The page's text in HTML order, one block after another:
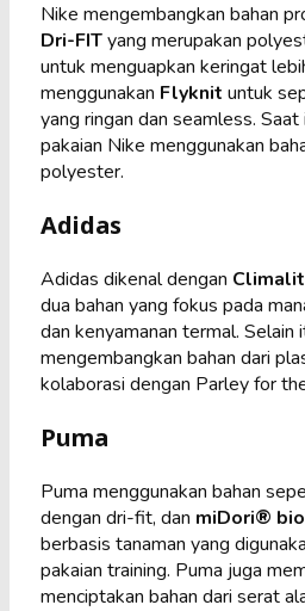
Nike mengembangkan bahan
Dri-FITyang merupakan
untuk menguapkan keringat
menggunakan Flyknit untuk
yang ringan dan seamless.
pakaian Nike menggunakan
polyester.
Adidas
Adidas dikenal dengan
dua bahan yang fokus pada
dan kenyamanan termal. Selain
mengembangkan bahan dari
kolaborasi dengan Parley for
Puma
Puma menggunakan bahan
dengan dri-fit, dan miDori®
berbasis tanaman yang
pakaian training. Puma juga
menciptakan bahan dari serat